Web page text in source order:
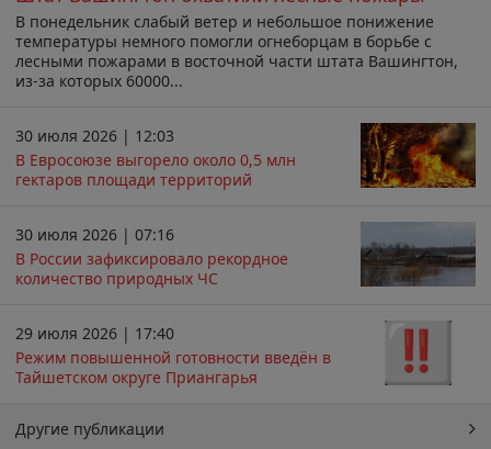
В понедельник слабый ветер и небольшое понижение
температуры немного помогли огнеборцам в борьбе с
лесными пожарами в восточной части штата Вашингтон,
из-за которых 60000...
30 июля 2026 | 12:03
В Евросоюзе выгорело около 0,5 млн
гектаров площади территорий
30 июля 2026 | 07:16
В России зафиксировало рекордное
количество природных ЧС
29 июля 2026 | 17:40
Режим повышенной готовности введён в
Тайшетском округе Приангарья
Другие публикации